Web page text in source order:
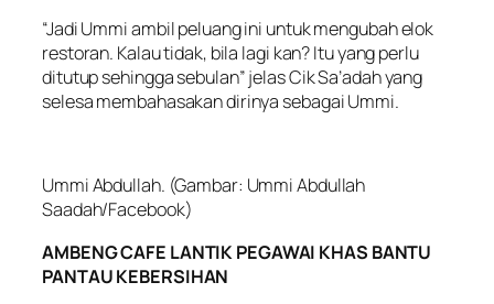
“Jadi Ummi ambil peluang ini untuk mengubah elok
restoran. Kalau tidak, bila lagi kan? Itu yang perlu
ditutup sehingga sebulan” jelas Cik Sa’adah yang
selesa membahasakan dirinya sebagai Ummi.
Ummi Abdullah. (Gambar: Ummi Abdullah
Saadah/Facebook)
AMBENG CAFE LANTIK PEGAWAI KHAS BANTU
PANTAU KEBERSIHAN